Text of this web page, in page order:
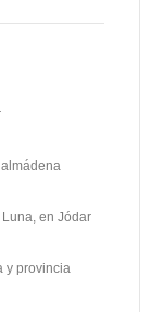
en Jódar
y provincia